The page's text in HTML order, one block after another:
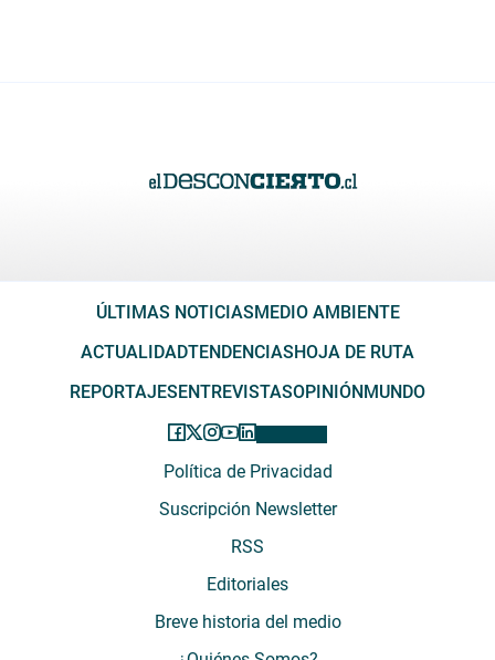
ÚLTIMAS NOTICIASMEDIO AMBIENTE
ACTUALIDADTENDENCIASHOJA DE RUTA
REPORTAJESENTREVISTASOPINIÓNMUNDO
Política de Privacidad
Suscripción Newsletter
RSS
Editoriales
Breve historia del medio